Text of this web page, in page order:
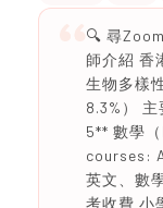
🔍 尋
師介紹 香
生物多樣
8.3%）
5** 數學
courses:
英文、數
考收費 小